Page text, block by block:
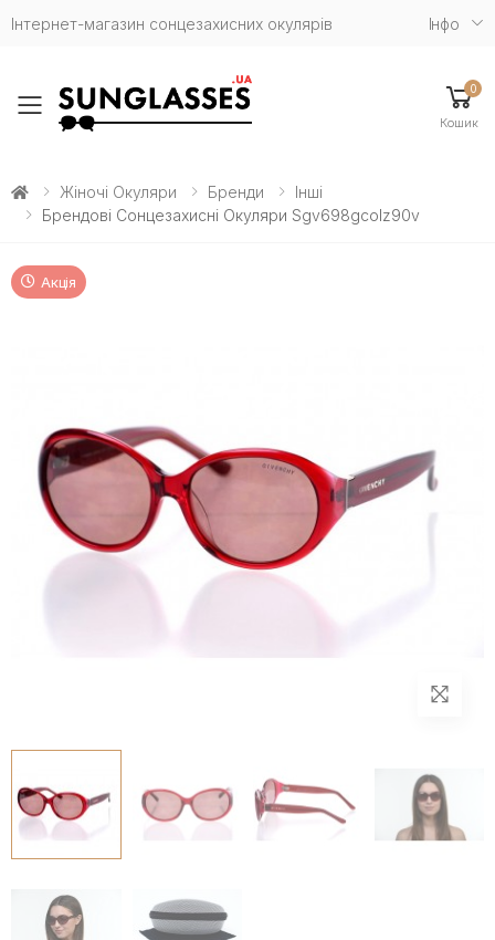
Інтернет-магазин сонцезахисних окулярів Iнфо
Toggle mobile menu
0
Кошик
Жіночі Окуляри Бренди
Інші
Брендові Сонцезахисні Окуляри Sgv698gcolz90v
Акція